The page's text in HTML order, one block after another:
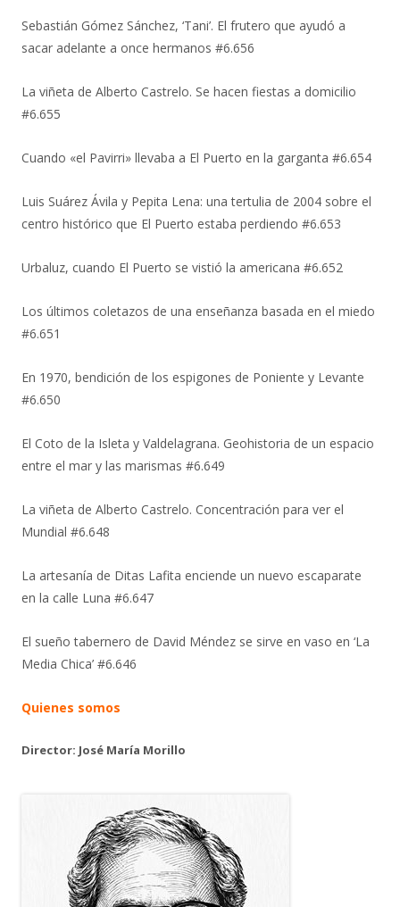
Sebastián Gómez Sánchez, ‘Tani’. El frutero que ayudó a
sacar adelante a once hermanos #6.656
La viñeta de Alberto Castrelo. Se hacen fiestas a domicilio
#6.655
Cuando «el Pavirri» llevaba a El Puerto en la garganta #6.654
Luis Suárez Ávila y Pepita Lena: una tertulia de 2004 sobre el
centro histórico que El Puerto estaba perdiendo #6.653
Urbaluz, cuando El Puerto se vistió la americana #6.652
Los últimos coletazos de una enseñanza basada en el miedo
#6.651
En 1970, bendición de los espigones de Poniente y Levante
#6.650
El Coto de la Isleta y Valdelagrana. Geohistoria de un espacio
entre el mar y las marismas #6.649
La viñeta de Alberto Castrelo. Concentración para ver el
Mundial #6.648
La artesanía de Ditas Lafita enciende un nuevo escaparate
en la calle Luna #6.647
El sueño tabernero de David Méndez se sirve en vaso en ‘La
Media Chica’ #6.646
Quienes somos
Director: José María Morillo